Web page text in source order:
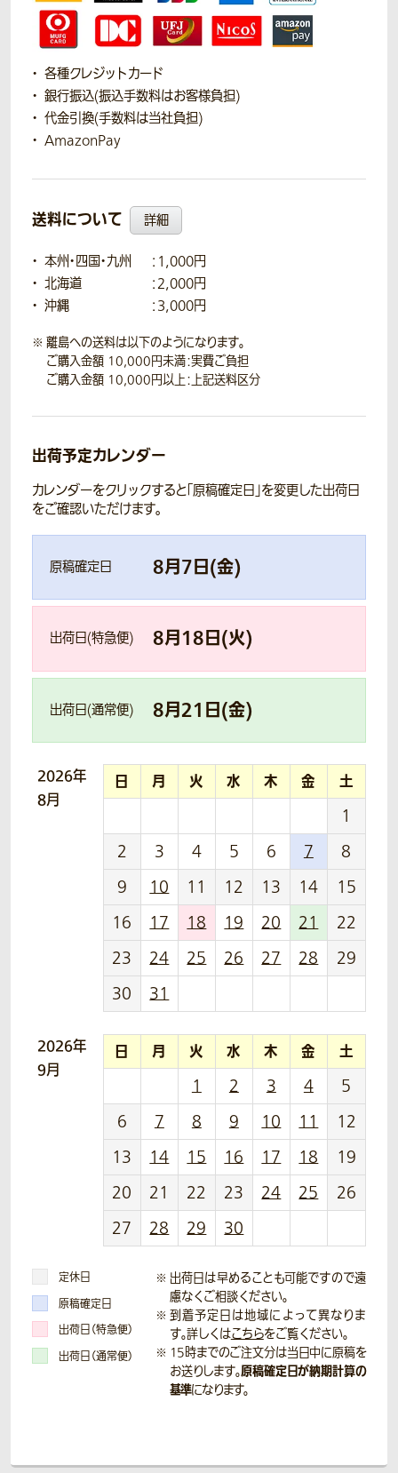
各種クレジットカード
銀行振込(振込手数料はお客様負担)
代金引換(手数料は当社負担)
AmazonPay
送料について 詳細
本州・四国・九州
：1,000円
北海道
：2,000円
沖縄
：3,000円
離島への送料は以下のようになります。
ご購入金額 10,000円未満：実費ご負担
ご購入金額 10,000円以上：上記送料区分
出荷予定カレンダー
カレンダーをクリックすると「原稿確定日」を変更した出荷日
をご確認いただけます。
原稿確定日 8月7日(金)
出荷日(特急便) 8月18日(火)
出荷日(通常便) 8月21 日(金)
2026年
8月
日 月 火 水 木 金 土
1
2
3 4 5 6 7
8
9
10 11 12 13 14
15
16
17 18 19 20 21
22
23
24 25 26 27 28
29
30
31
2026年
9月
日 月 火 水 木 金 土
1 2 3 4
5
6
7 8 9 10 11
12
13
14 15 16 17 18
19
20
21 22 23 24 25
26
27
28 29 30
定休日
原稿確定日
出荷日（特急便）
出荷日（通常便）
出荷日は早めることも可能ですので遠
慮なくご相談ください。
到着予定日は地域によって異なりま
す。詳しくはこちらをご覧ください。
15時までのご注文分は当日中に原稿を
お送りします。原稿確定日が納期計算の
基準になります。